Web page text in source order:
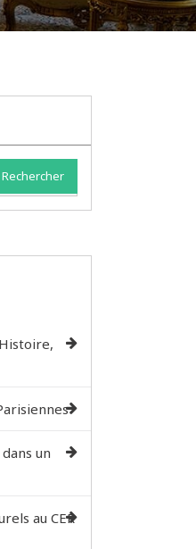
Rechercher
un
au CER